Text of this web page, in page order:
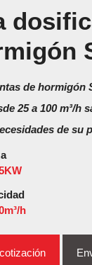
de hormigón
25 a 100 m³/h
de su
h